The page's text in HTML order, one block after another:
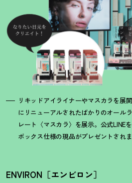
リキッドアイライナーやマスカラを展
にリニューアルされたばかりのオール
レート〈マスカラ〉を展示。公式LINE
ボックス仕様の現品がプレゼントされま
ENVIRON［エンビロン］